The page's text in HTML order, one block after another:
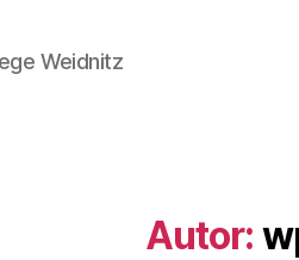
Weidnitz
Autor: